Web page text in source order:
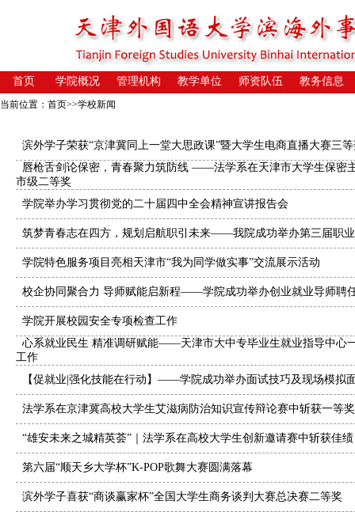
首页 学院概况 管理机构 教学单位 师资队伍 教务信息
当前位置： 首页>>学校新闻
滨外学子荣获“京津冀同上一堂大思政课”暨大学生电商直播大赛三
唇枪舌剑论保密，青春聚力筑防线 ——法学系在天津市大学生保密
市级二等奖
学院举办学习贯彻党的二十届四中全会精神宣讲报告会
筑梦青春志在四方，规划启航职引未来——我院成功举办第三届职
学院特色服务项目亮相天津市“我为同学做实事”交流展示活动
校企协同聚合力 导师赋能启新程——学院成功举办创业就业导师聘
学院开展校园安全专项检查工作
心系就业民生 精准调研赋能——天津市大中专毕业生就业指导中心
工作
【促就业|强化技能在行动】——学院成功举办面试技巧及现场模拟
法学系在京津冀高校大学生艾滋病防治知识宣传辩论赛中斩获一等奖
“雄安未来之城精英荟”｜法学系在高校大学生创新邀请赛中斩获佳绩
第六届“顺天乡大学杯”K-POP歌舞大赛圆满落幕
滨外学子喜获“商谈赢家杯”全国大学生商务谈判大赛总决赛二等奖